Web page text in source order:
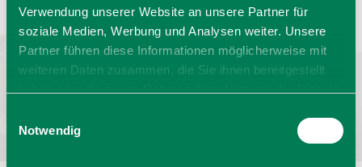
Verwendung unserer Website an unsere Partner für
soziale Medien, Werbung und Analysen weiter. Unsere
Partner führen diese Informationen möglicherweise mit
weiteren Daten zusammen, die Sie ihnen bereitgestellt
Cookies, wenn Sie unsere Webseite weiterhin nutzen.
Notwendig
Barrierefrei reisen Filmregion
Prospekte
Kontakt
Impressum
Datenschutz
Erklärung zur Barrierefreiheit
Bayern - traditionell anders